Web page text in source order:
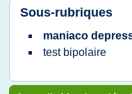
Sous-rubriques
maniaco
test bipolaire